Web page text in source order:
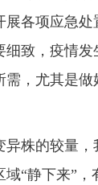
各项应急
致，疫情
，尤其是
株的较量，
“静下来”，